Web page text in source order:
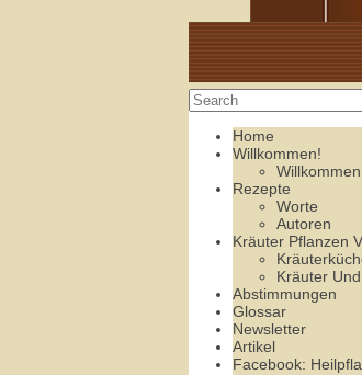
Alte Rezepte online
Home
Willkommen!
Rezepte
Worte
Autoren
Kräuter Pflanzen
Kräuter
Abstimmungen
Glossar
Newsletter
Artikel
Facebook: